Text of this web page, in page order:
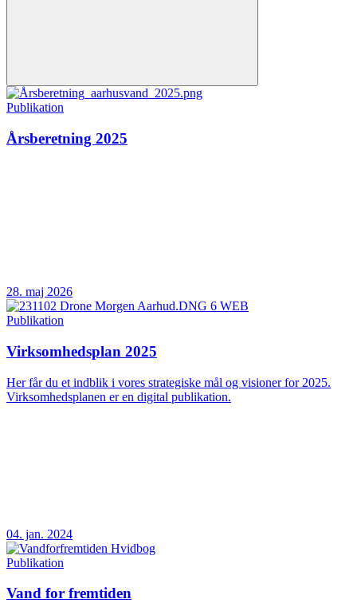
Publikation
Årsberetning 2025
28. maj 2026
Publikation
Virksomhedsplan 2025
Her får du et indblik i vores strategiske mål og visioner for 2025.
Virksomhedsplanen er en digital publikation.
04. jan. 2024
Publikation
Vand for fremtiden